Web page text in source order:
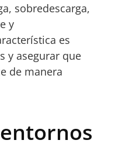
sobredescarga,
y
es
y asegurar que
de manera